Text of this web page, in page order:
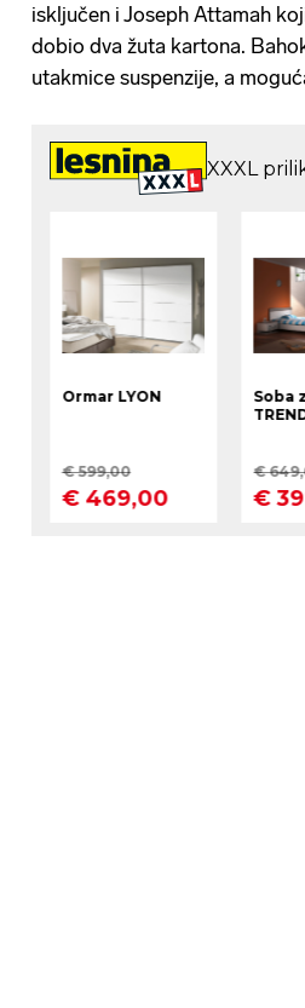
isključen i Joseph Attamah
dobio dva žuta kartona.
utakmice suspenzije, a